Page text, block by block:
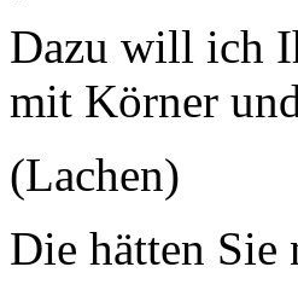
Dazu will ich
mit Körner
(Lachen)
Die hätten